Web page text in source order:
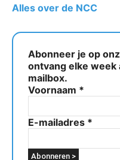
Alles over de NCC
Abonneer je op
ontvang elke week
mailbox.
Voornaam *
E-mailadres *